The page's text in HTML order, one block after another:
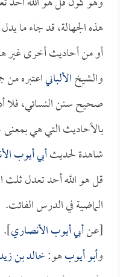
هذه الجهالة، قد جاء ما
أو من أحاديث أخرى غير
والشيخالألبانياعتبره من
صحيح سنن النسائي، فلا
بالأحاديث التي هي
شاهدة لحديثأبي أيوب
قل هو الله أحد تعدل ثلث
الماضية في الدرس الفائت.
[عنأبي أيوب الأنصاري].
وأبو أيوبهو:خالد بن